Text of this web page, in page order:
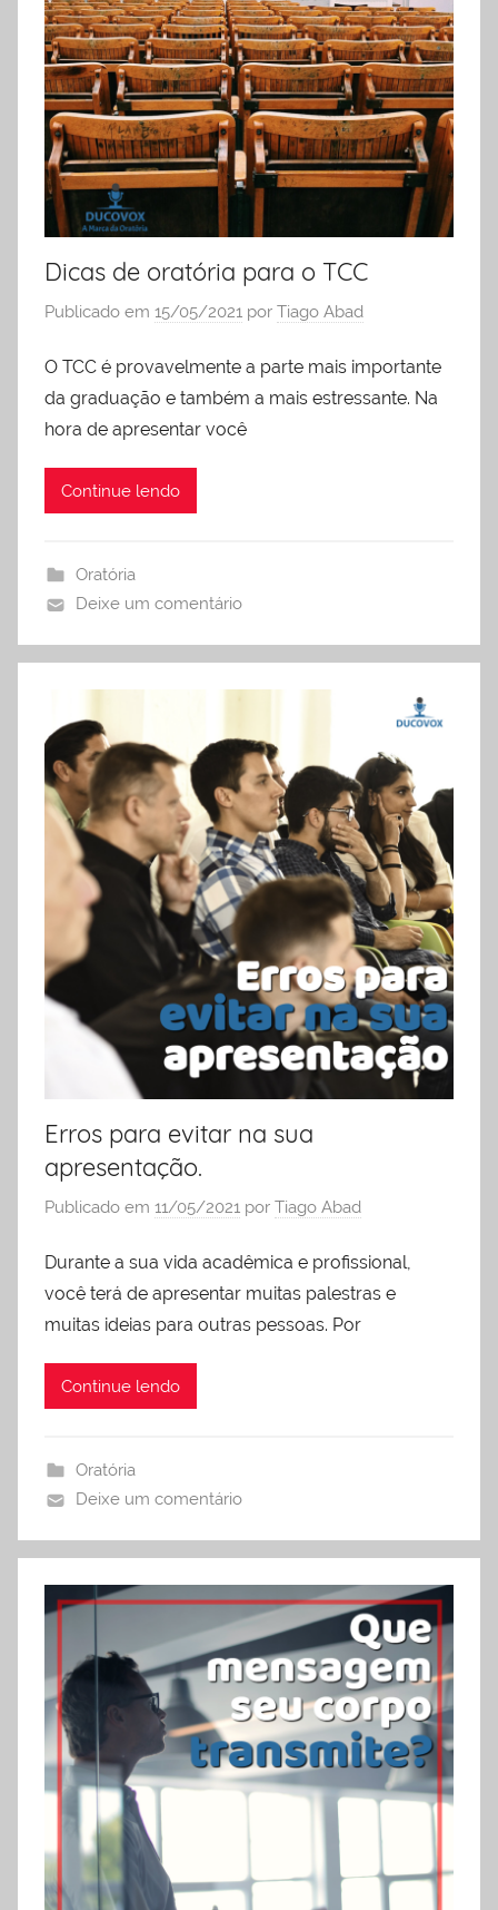
Dicas de oratória para o TCC
Publicado em 15/05/2021 por Tiago Abad
O TCC é provavelmente a parte mais importante
da graduação e também a mais estressante. Na
hora de apresentar você
Continue lendo
Oratória
Deixe um comentário
Erros para evitar na sua
apresentação.
Publicado em 11/05/2021 por Tiago Abad
Durante a sua vida acadêmica e profissional,
você terá de apresentar muitas palestras e
muitas ideias para outras pessoas. Por
Continue lendo
Oratória
Deixe um comentário